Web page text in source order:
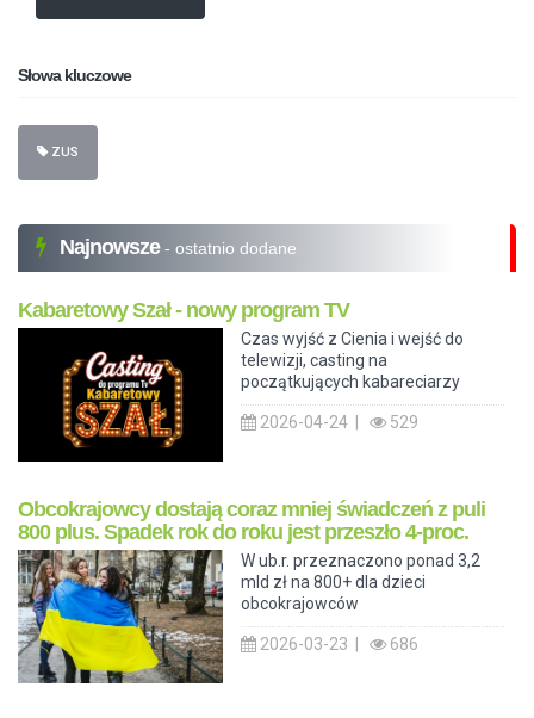
Słowa kluczowe
ZUS
Najnowsze - ostatnio dodane
Kabaretowy Szał - nowy program TV
Czas wyjść z Cienia i wejść do
telewizji, casting na
początkujących kabareciarzy
2026-04-24 | 529
Obcokrajowcy dostają coraz mniej świadczeń z puli
800 plus. Spadek rok do roku jest przeszło 4-proc.
W ub.r. przeznaczono ponad 3,2
mld zł na 800+ dla dzieci
obcokrajowców
2026-03-23 | 686